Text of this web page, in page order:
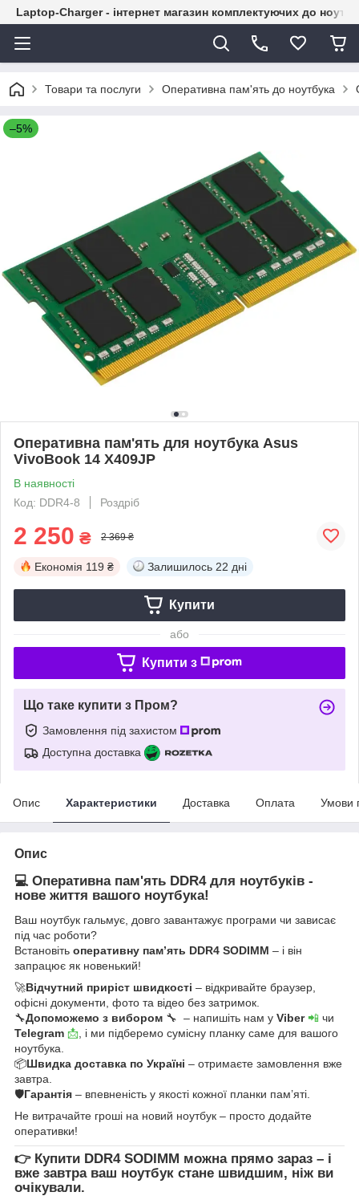
Laptop-Charger - інтернет магазин комплектуючих до
Товари та послуги Оперативна пам'ять до ноутбука
–5%
Оперативна пам'ять для ноутбука Asus
VivoBook 14 X409JP
В наявності
Код: DDR4-8
Роздріб
2 250 ₴ 2 369 ₴
Економія 119 ₴ Залишилось 22 дні
Купити
або
Купити з
Що таке купити з Пром?
Замовлення під захистом
Доступна доставка
Опис Характеристики Доставка Оплата Умови
Опис
💻 Оперативна пам'ять DDR4 для ноутбуків -
нове життя вашого ноутбука!
Ваш ноутбук гальмує, довго завантажує програми чи зависає
під час роботи?
Встановіть оперативну пам’ять DDR4 SODIMM – і він
запрацює як новенький!
🚀Відчутний приріст швидкості – відкривайте браузер,
офісні документи, фото та відео без затримок.
🔧Допоможемо з вибором 🔧 – напишіть нам у Viber📲 чи
Telegram 📩 , і ми підберемо сумісну планку саме для вашого
ноутбука.
📦Швидка доставка по Україні – отримаєте замовлення вже
завтра.
🛡Гарантія – впевненість у якості кожної планки пам’яті.
Не витрачайте гроші на новий ноутбук – просто додайте
оперативки!
👉 Купити DDR4 SODIMM можна прямо зараз – і
вже завтра ваш ноутбук стане швидшим, ніж ви
очікували.